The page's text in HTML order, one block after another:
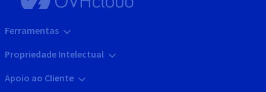
Ferramentas
Propriedade Intelectual
Apoio ao Cliente